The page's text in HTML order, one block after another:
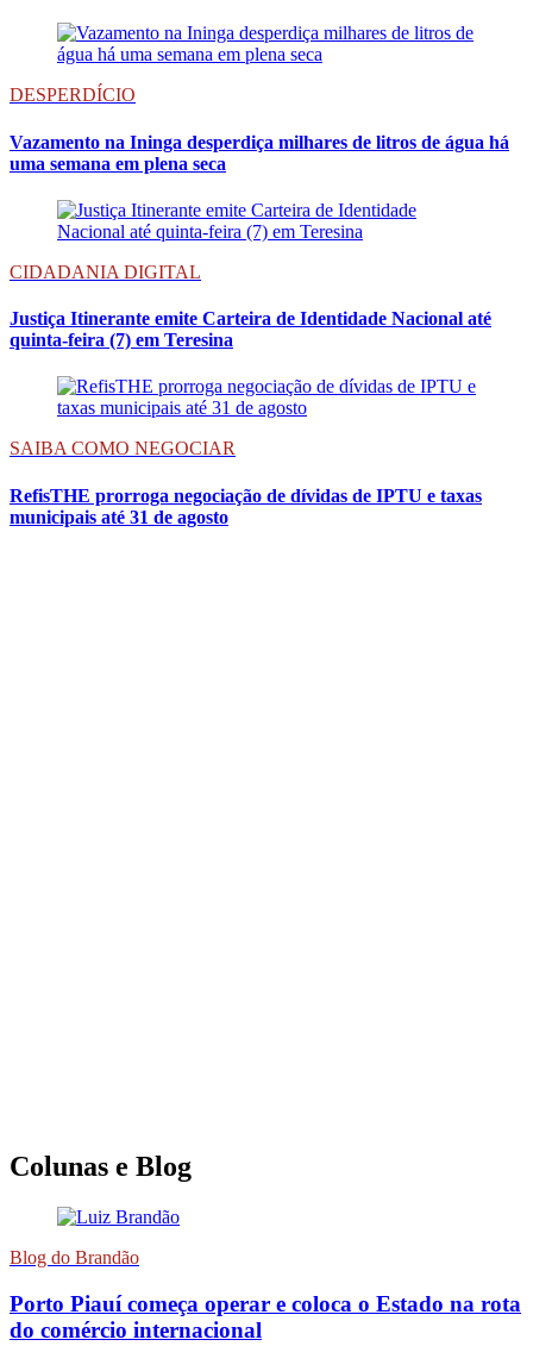
DESPERDÍCIO
Vazamento na Ininga desperdiça milhares de litros de água há
uma semana em plena seca
CIDADANIA DIGITAL
Justiça Itinerante emite Carteira de Identidade Nacional até
quinta-feira (7) em Teresina
SAIBA COMO NEGOCIAR
RefisTHE prorroga negociação de dívidas de IPTU e taxas
municipais até 31 de agosto
Colunas e Blog
Blog do Brandão
Porto Piauí começa operar e coloca o Estado na rota
do comércio internacional